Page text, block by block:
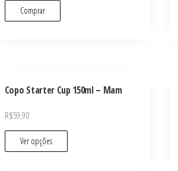
Comprar
Copo Starter Cup 150ml – Mam
R$59,90
Ver opções